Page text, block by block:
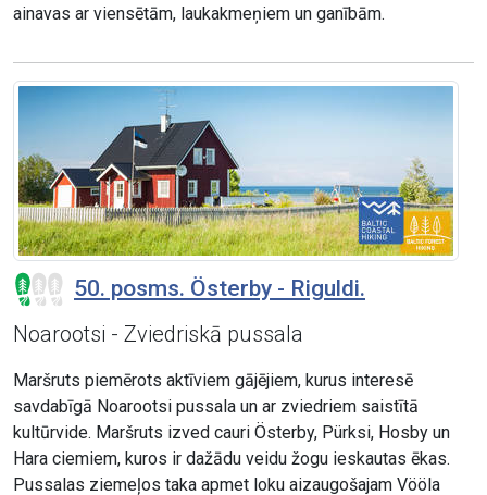
ainavas ar viensētām, laukakmeņiem un ganībām.
50. posms. Österby - Riguldi.
Noarootsi - Zviedriskā pussala
Maršruts piemērots aktīviem gājējiem, kurus interesē
savdabīgā Noarootsi pussala un ar zviedriem saistītā
kultūrvide. Maršruts izved cauri Österby, Pürksi, Hosby un
Hara ciemiem, kuros ir dažādu veidu žogu ieskautas ēkas.
Pussalas ziemeļos taka apmet loku aizaugošajam Vööla